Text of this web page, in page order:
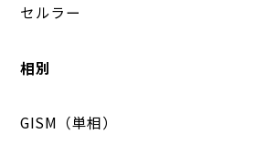
セルラー
相別
GISM（単相）